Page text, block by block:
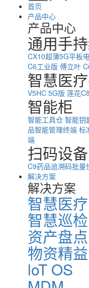
首页
产品中心
产品中心
通用手
CX10超薄5G平板
C6工业版 傅立叶
智慧医
V5HC 5G版 莲花
智能柜
智能工具仓 智能钥
品智能管理终端 标
端
扫码设备
C9药品追溯码批量
解决方案
解决方案
智慧医疗
智慧巡检
资产盘点
物资精
loT OS